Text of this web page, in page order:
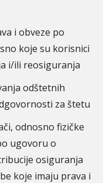
i obveze po
koje su korisnici
i/ili reosiguranja
odštetnih
za štetu
odnosno fizičke
ugovoru o
osiguranja
koje imaju prava i